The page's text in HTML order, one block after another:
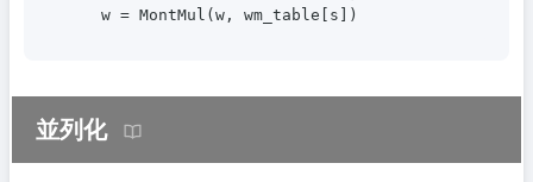
    w = MontMul(w, wm_table[s])
並列化